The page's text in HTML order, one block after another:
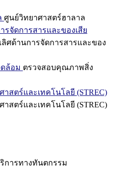
ศูนย์วิทยาศาสตร์ฮาลาล
รจัดการสารและของเสีย
ลิศด้านการจัดการสารและของ
ล้อม ตรวจสอบคุณภาพสิ่ง
สตร์และเทคโนโลยี (STREC)
สตร์และเทคโนโลยี (STREC)
การทางทันตกรรม